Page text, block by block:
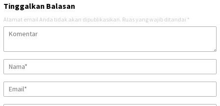
Tinggalkan Balasan
Alamat email Anda tidak akan dipublikasikan. Ruas yang wajib ditandai *